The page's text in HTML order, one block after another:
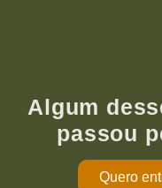
Algum
passou
Quero